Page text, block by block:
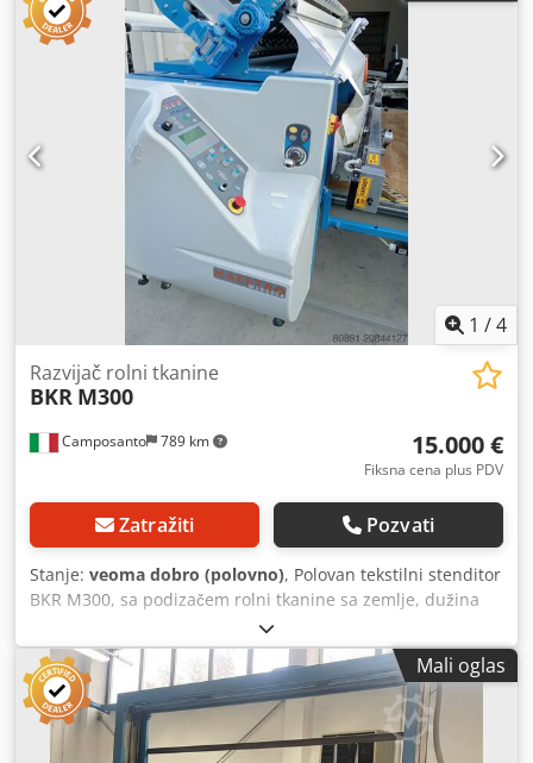
1 /4
Camposanto 789 km
Razvijač rolni tkanine
BKR M300
15.000 €
Fiksna cena plus PDV
Zatražiti Pozvati
Stanje: veoma dobro (polovno), Polovan tekstilni stenditor
BKR M300, sa podizačem rolni tkanine sa zemlje, dužina
stola 8 metara, ceo sto transporter, širina 2,04 metra,
korisna širina 1,80 metara. U dobrom stanju. Crsdpfx Ajx
Rdw Uelyjf
Mali oglas